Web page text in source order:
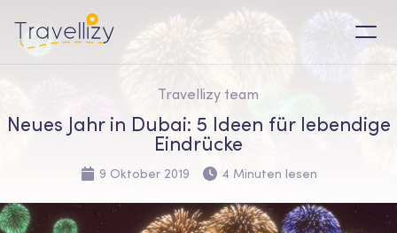
Travellizy team
Neues Jahr in Dubai: 5 Ideen für lebendige
Eindrücke
9 Oktober 2019 4 Minuten lesen